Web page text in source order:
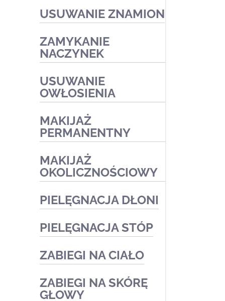
Zabiegi na naczynka i trądzik
różowaty
Zabiegi złuszczające na
kwasach
przebarwienia
Zabiegi medyczne
USUWANIE ZNAMION
ZAMYKANIE
NACZYNEK
USUWANIE
OWŁOSIENIA
MAKIJAŻ
PERMANENTNY
MAKIJAŻ
OKOLICZNOŚCIOWY
PIELĘGNACJA DŁONI
Zabiegi medyczne
PIELĘGNACJA STÓP
Podologia
ZABIEGI NA CIAŁO
Zabiegi kosmetyczne
ZABIEGI NA SKÓRĘ
GŁOWY